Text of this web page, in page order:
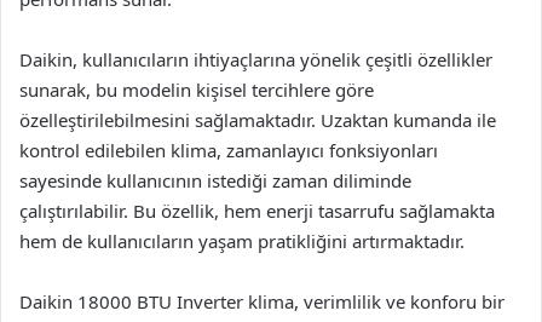
Daikin, kullanıcıların ihtiyaçlarına yönelik çeşitli özellikler
sunarak, bu modelin kişisel tercihlere göre
özelleştirilebilmesini sağlamaktadır. Uzaktan kumanda ile
kontrol edilebilen klima, zamanlayıcı fonksiyonları
sayesinde kullanıcının istediği zaman diliminde
çalıştırılabilir. Bu özellik, hem enerji tasarrufu sağlamakta
hem de kullanıcıların yaşam pratikliğini artırmaktadır.
Daikin 18000 BTU Inverter klima, verimlilik ve konforu bir